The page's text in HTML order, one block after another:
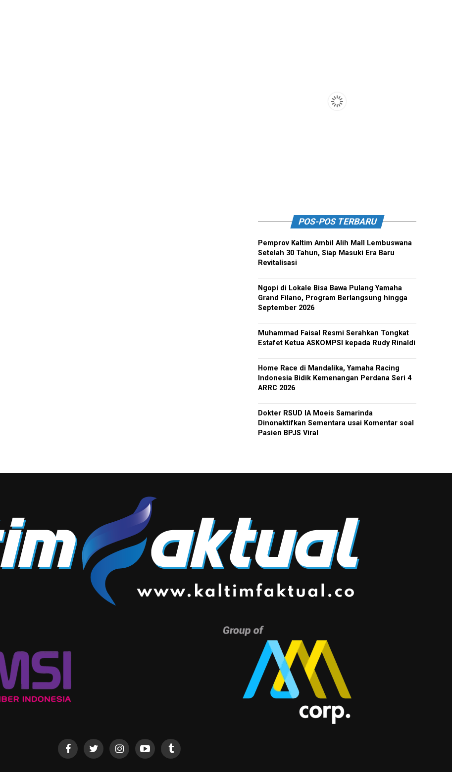
POS-POS TERBARU
Pemprov Kaltim Ambil Alih Mall Lembuswana
Setelah 30 Tahun, Siap Masuki Era Baru
Revitalisasi
Ngopi di Lokale Bisa Bawa Pulang Yamaha
Grand Filano, Program Berlangsung hingga
September 2026
Muhammad Faisal Resmi Serahkan Tongkat
Estafet Ketua ASKOMPSI kepada Rudy Rinaldi
Home Race di Mandalika, Yamaha Racing
Indonesia Bidik Kemenangan Perdana Seri 4
ARRC 2026
Dokter RSUD IA Moeis Samarinda
Dinonaktifkan Sementara usai Komentar soal
Pasien BPJS Viral